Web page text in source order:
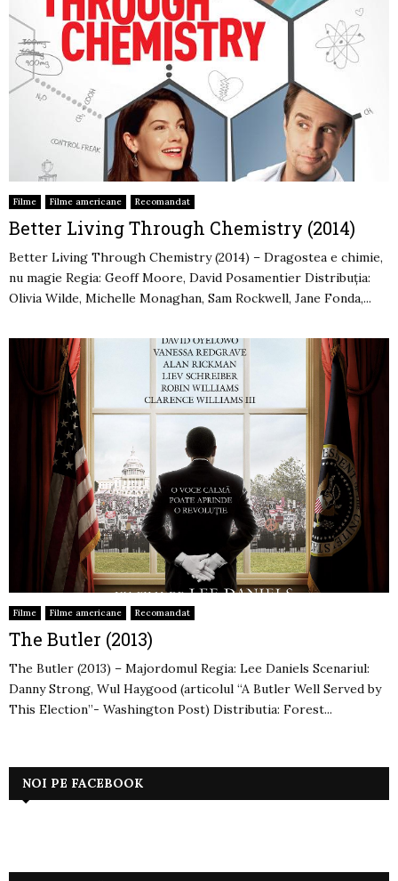
Filme Filme americane Recomandat
Better Living Through Chemistry (2014)
Better Living Through Chemistry (2014) – Dragostea e chimie,
nu magie Regia: Geoff Moore, David Posamentier Distribuția:
Olivia Wilde, Michelle Monaghan, Sam Rockwell, Jane Fonda,...
Filme Filme americane Recomandat
The Butler (2013)
The Butler (2013) – Majordomul Regia: Lee Daniels Scenariul:
Danny Strong, Wul Haygood (articolul “A Butler Well Served by
This Election”- Washington Post) Distributia: Forest...
NOI PE FACEBOOK